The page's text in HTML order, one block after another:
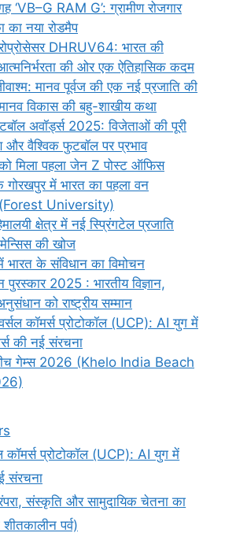
‘VB–G RAM G’: ग्रामीण रोजगार
नया रोडमैप
DHRUV64: भारत की
की ओर एक ऐतिहासिक कदम
मानव पूर्वज की एक नई प्रजाति की
विकास की बहु-शाखीय कथा
अवॉर्ड्स 2025: विजेताओं की पूरी
और वैश्विक फुटबॉल पर प्रभाव
मिला पहला जेन Z पोस्ट ऑफिस
गोरखपुर में भारत का पहला वन
(Forest University)
क्षेत्र में नई स्प्रिंगटेल प्रजाति
की खोज
भारत के संविधान का विमोचन
पुरस्कार 2025 : भारतीय विज्ञान,
को राष्ट्रीय सम्मान
कॉमर्स प्रोटोकॉल (UCP): AI युग में
की नई संरचना
गेम्स 2026 (Khelo India Beach
कॉमर्स प्रोटोकॉल (UCP): AI युग में
संरचना
संस्कृति और सामुदायिक चेतना का
पर्व)